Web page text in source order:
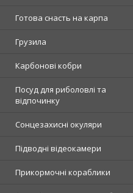
Готова снасть на карпа
Грузила
Карбонові кобри
Посуд для риболовлі та
відпочинку
Сонцезахисні окуляри
Підводні відеокамери
Прикормочні кораблики